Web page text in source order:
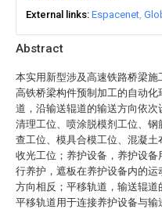
Abstract
本实用新型涉及高速铁路桥梁
高铁桥梁构件预制加工的自动
道，沿输送辊道的输送方向依
清理工位、喷涂脱模剂工位、
查工位、模具合模工位、混凝
收光工位；养护设备，养护设
行养护，遮板在养护设备内的
方向相反；平移轨道，输送辊道
平移轨道用于连接养护设备与
External links Espacenet